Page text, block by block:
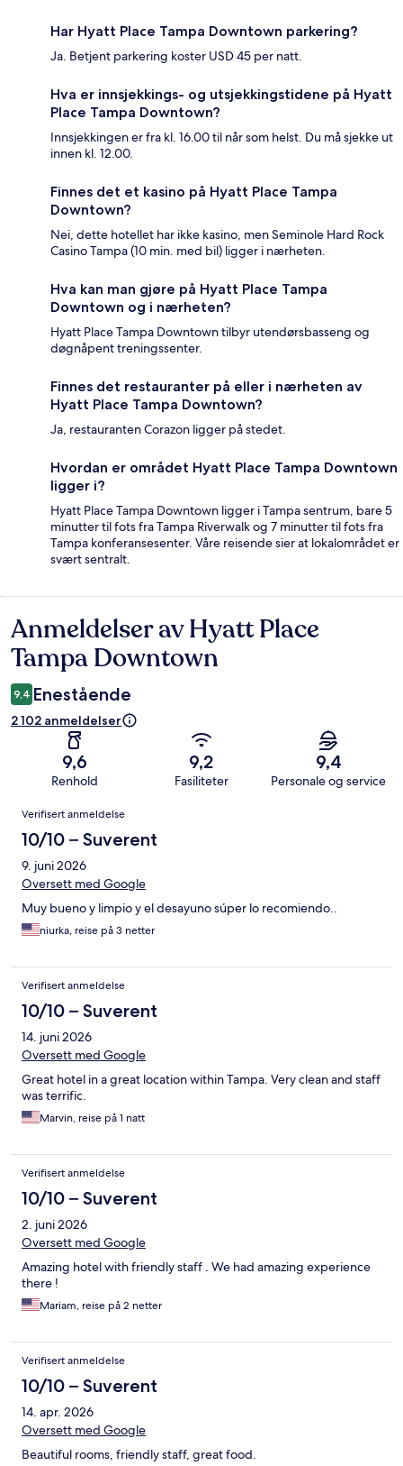
Har Hyatt Place Tampa Downtown parkering?
Ja. Betjent parkering koster USD 45 per natt.
Hva er innsjekkings- og utsjekkingstidene på Hyatt
Place Tampa Downtown?
Innsjekkingen er fra kl. 16.00 til når som helst. Du må sjekke ut
innen kl. 12.00.
Finnes det et kasino på Hyatt Place Tampa
Downtown?
Nei, dette hotellet har ikke kasino, men Seminole Hard Rock
Casino Tampa (10 min. med bil) ligger i nærheten.
Hva kan man gjøre på Hyatt Place Tampa
Downtown og i nærheten?
Hyatt Place Tampa Downtown tilbyr utendørsbasseng og
døgnåpent treningssenter.
Finnes det restauranter på eller i nærheten av
Hyatt Place Tampa Downtown?
Ja, restauranten Corazon ligger på stedet.
Hvordan er området Hyatt Place Tampa Downtown
ligger i?
Hyatt Place Tampa Downtown ligger i Tampa sentrum, bare 5
minutter til fots fra Tampa Riverwalk og 7 minutter til fots fra
Tampa konferansesenter. Våre reisende sier at lokalområdet er
svært sentralt.
Anmeldelser
Anmeldelser av Hyatt Place
Tampa Downtown
9,4 Enestående
2 102 anmeldelser
9,6
Renhold
9,2
Fasiliteter
9,4
Personale og service
Anmeldelser
Verifisert anmeldelse
10/10 – Suverent
9. juni 2026
Oversett med Google
Muy bueno y limpio y el desayuno súper lo recomiendo..
niurka, reise på 3 netter
Verifisert anmeldelse
10/10 – Suverent
14. juni 2026
Oversett med Google
Great hotel in a great location within Tampa. Very clean and staff
was terrific.
Marvin, reise på 1 natt
Verifisert anmeldelse
10/10 – Suverent
2. juni 2026
Oversett med Google
Amazing hotel with friendly staff . We had amazing experience
there !
Mariam, reise på 2 netter
Verifisert anmeldelse
10/10 – Suverent
14. apr. 2026
Oversett med Google
Beautiful rooms, friendly staff, great food.